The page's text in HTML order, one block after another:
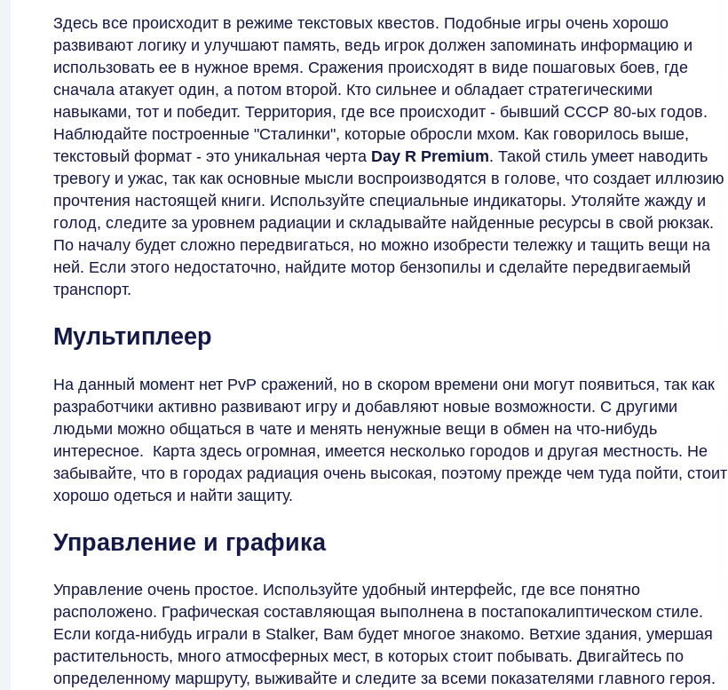
Здесь все происходит в режиме текстовых квестов. Подобные игры очень хорошо
развивают логику и улучшают память, ведь игрок должен запоминать информацию и
использовать ее в нужное время. Сражения происходят в виде пошаговых боев, где
сначала атакует один, а потом второй. Кто сильнее и обладает стратегическими
навыками, тот и победит. Территория, где все происходит - бывший СССР 80-ых годов.
Наблюдайте построенные "Сталинки", которые обросли мхом. Как говорилось выше,
текстовый формат - это уникальная черта Day R Premium. Такой стиль умеет наводить
тревогу и ужас, так как основные мысли воспроизводятся в голове, что создает иллюзию
прочтения настоящей книги. Используйте специальные индикаторы. Утоляйте жажду и
голод, следите за уровнем радиации и складывайте найденные ресурсы в свой рюкзак.
По началу будет сложно передвигаться, но можно изобрести тележку и тащить вещи на
ней. Если этого недостаточно, найдите мотор бензопилы и сделайте передвигаемый
транспорт.
Мультиплеер
На данный момент нет PvP сражений, но в скором времени они могут появиться, так как
разработчики активно развивают игру и добавляют новые возможности. С другими
людьми можно общаться в чате и менять ненужные вещи в обмен на что-нибудь
интересное. Карта здесь огромная, имеется несколько городов и другая местность. Не
забывайте, что в городах радиация очень высокая, поэтому прежде чем туда пойти, стоит
хорошо одеться и найти защиту.
Управление и графика
Управление очень простое. Используйте удобный интерфейс, где все понятно
расположено. Графическая составляющая выполнена в постапокалиптическом стиле.
Если когда-нибудь играли в Stalker, Вам будет многое знакомо. Ветхие здания, умершая
растительность, много атмосферных мест, в которых стоит побывать. Двигайтесь по
определенному маршруту, выживайте и следите за всеми показателями главного героя.